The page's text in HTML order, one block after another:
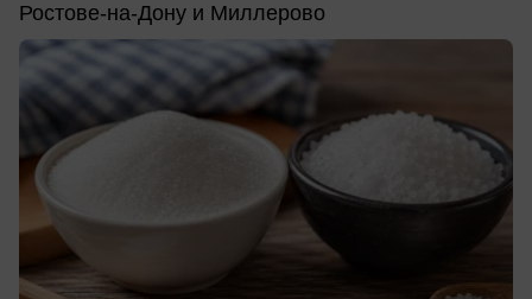
Ростове-на-Дону и Миллерово